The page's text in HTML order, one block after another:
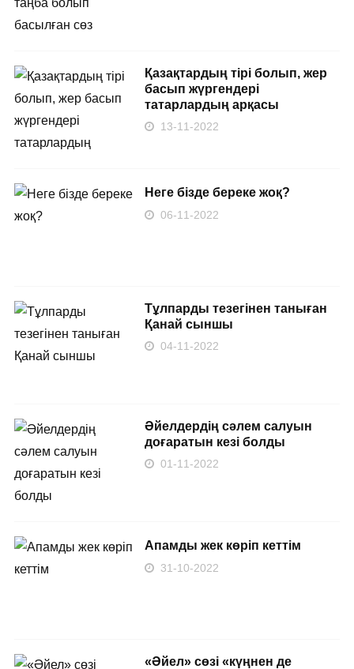
Қазақтардың тірі болып, жер
басып жүргендері
татарлардың арқасы
13-11-2022
Неге бізде береке жоқ?
06-11-2022
Тұлпарды тезегінен таныған
Қанай сыншы
04-11-2022
Әйелдердің сәлем салуын
доғаратын кезі болды
01-11-2022
Апамды жек көріп кеттім
31-10-2022
«Әйел» сөзі «күңнен де